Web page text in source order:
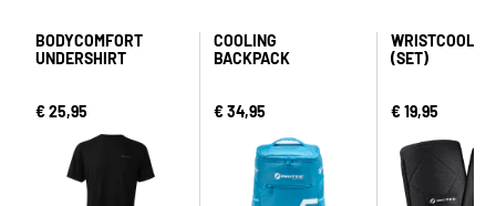
BODYCOMFORT
UNDERSHIRT
€ 25,95
COOLING
BACKPACK
€ 34,95
WRISTCOOL
(SET)
€ 19,95